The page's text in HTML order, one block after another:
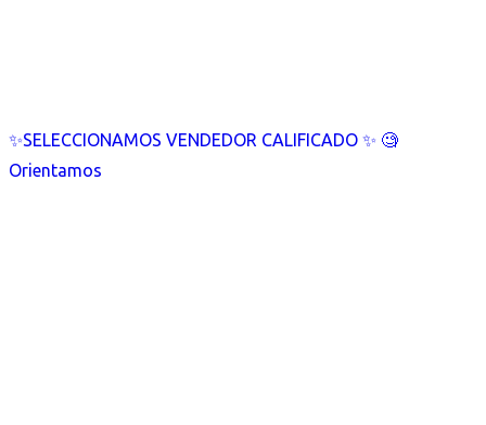
✨SELECCIONAMOS VENDEDOR CALIFICADO ✨ 🧐
Orientamos